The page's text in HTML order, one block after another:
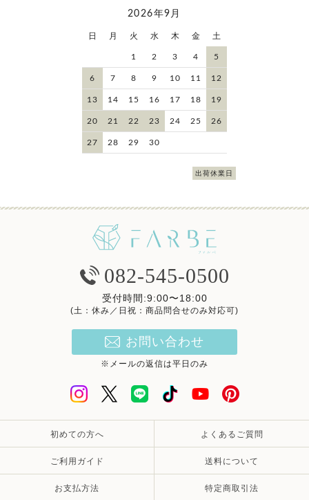
2026年9月
日 月 火 水 木 金 土
1 2 3 4 5
6 7 8 9 10 11 12
13 14 15 16 17 18 19
20 21 22 23 24 25 26
27 28 29 30
出荷休業日
082-545-0500
受付時間:9:00〜18:00
(土：休み／日祝：商品問合せのみ対応可)
お問い合わせ
※メールの返信は平日のみ
初めての方へ よくあるご質問
ご利用ガイド 送料について
お支払方法 特定商取引法